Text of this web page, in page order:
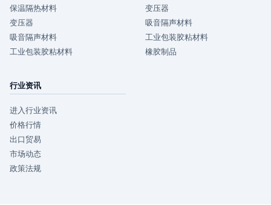
保温隔热材料
变压器
吸音隔声材料
工业包装胶粘材料
变压器
吸音隔声材料
工业包装胶粘材料
橡胶制品
行业资讯
进入行业资讯
价格行情
出口贸易
市场动态
政策法规